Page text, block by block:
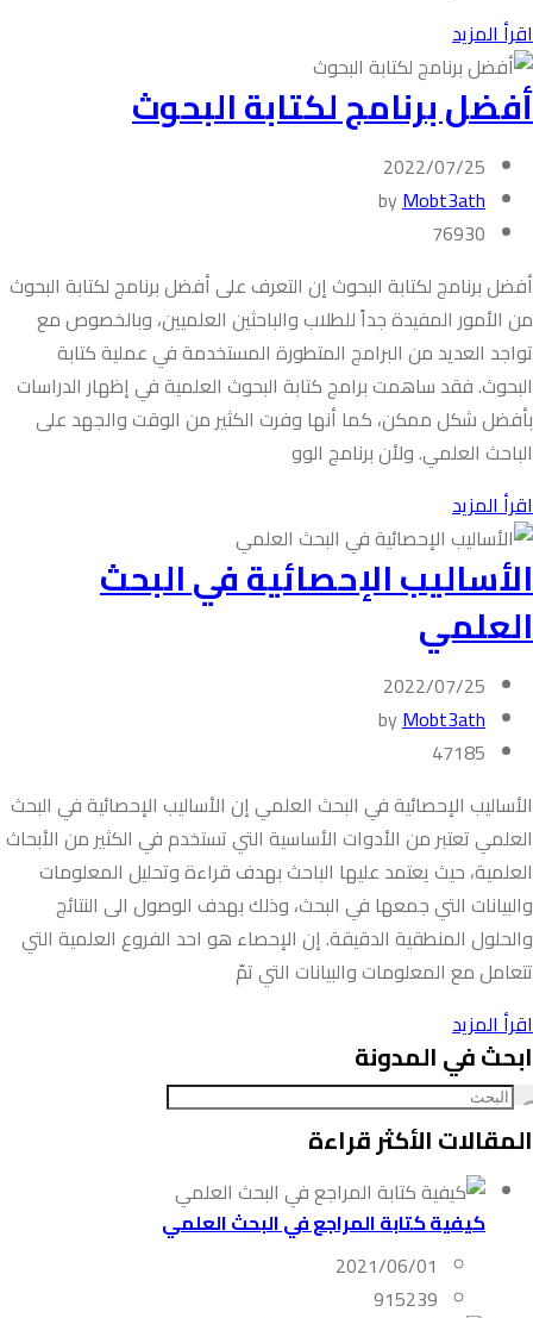
اقرأ المزيد
أفضل برنامج لكتابة البحوث
2022/07/25
byMobt3ath
76930
أفضل برنامج لكتابة البحوث إن التعرف على أفضل برنامج لكتابة البحوث
من الأمور المفيدة جداً للطلاب والباحثين العلميين، وبالخصوص مع
تواجد العديد من البرامج المتطورة المستخدمة في عملية كتابة
البحوث. فقد ساهمت برامج كتابة البحوث العلمية في إظهار الدراسات
بأفضل شكل ممكن، كما أنها وفرت الكثير من الوقت والجهد على
الباحث العلمي. ولأن برنامج الوو
اقرأ المزيد
الأساليب الإحصائية في البحث
العلمي
2022/07/25
byMobt3ath
47185
الأساليب الإحصائية في البحث العلمي إن الأساليب الإحصائية في البحث
العلمي تعتبر من الأدوات الأساسية التي تستخدم في الكثير من الأبحاث
العلمية، حيث يعتمد عليها الباحث بهدف قراءة وتحليل المعلومات
والبيانات التي جمعها في البحث، وذلك بهدف الوصول الى النتائج
والحلول المنطقية الدقيقة. إن الإحصاء هو احد الفروع العلمية التي
تتعامل مع المعلومات والبيانات التي تمّ
اقرأ المزيد
ابحث في المدونة
المقالات الأكثر قراءة
كيفية كتابة المراجع في البحث العلمي
2021/06/01
915239